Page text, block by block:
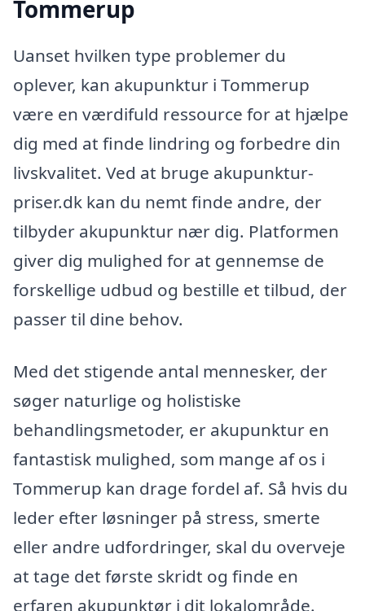
Tommerup
Uanset hvilken type problemer du
oplever, kan akupunktur i Tommerup
være en værdifuld ressource for at hjælpe
dig med at finde lindring og forbedre din
livskvalitet. Ved at bruge akupunktur-
priser.dk kan du nemt finde andre, der
tilbyder akupunktur nær dig. Platformen
giver dig mulighed for at gennemse de
forskellige udbud og bestille et tilbud, der
passer til dine behov.
Med det stigende antal mennesker, der
søger naturlige og holistiske
behandlingsmetoder, er akupunktur en
fantastisk mulighed, som mange af os i
Tommerup kan drage fordel af. Så hvis du
leder efter løsninger på stress, smerte
eller andre udfordringer, skal du overveje
at tage det første skridt og finde en
erfaren akupunktør i dit lokalområde.